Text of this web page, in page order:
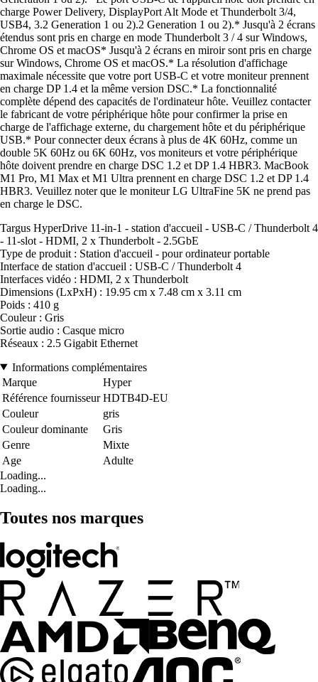
charge Power Delivery, DisplayPort Alt Mode et Thunderbolt 3/4,
USB4, 3.2 Generation 1 ou 2).2 Generation 1 ou 2).* Jusqu'à 2 écrans
étendus sont pris en charge en mode Thunderbolt 3 / 4 sur Windows,
Chrome OS et macOS* Jusqu'à 2 écrans en miroir sont pris en charge
sur Windows, Chrome OS et macOS.* La résolution d'affichage
maximale nécessite que votre port USB-C et votre moniteur prennent
en charge DP 1.4 et la même version DSC.* La fonctionnalité
complète dépend des capacités de l'ordinateur hôte. Veuillez contacter
le fabricant de votre périphérique hôte pour confirmer la prise en
charge de l'affichage externe, du chargement hôte et du périphérique
USB.* Pour connecter deux écrans à plus de 4K 60Hz, comme un
double 5K 60Hz ou 6K 60Hz, vos moniteurs et votre périphérique
hôte doivent prendre en charge DSC 1.2 et DP 1.4 HBR3. MacBook
M1 Pro, M1 Max et M1 Ultra prennent en charge DSC 1.2 et DP 1.4
HBR3. Veuillez noter que le moniteur LG UltraFine 5K ne prend pas
en charge le DSC.
Targus HyperDrive 11-in-1 - station d'accueil - USB-C / Thunderbolt 4
- 11-slot - HDMI, 2 x Thunderbolt - 2.5GbE
Type de produit : Station d'accueil - pour ordinateur portable
Interface de station d'accueil : USB-C / Thunderbolt 4
Interfaces vidéo : HDMI, 2 x Thunderbolt
Dimensions (LxPxH) : 19.95 cm x 7.48 cm x 3.11 cm
Poids : 410 g
Couleur : Gris
Sortie audio : Casque micro
Réseaux : 2.5 Gigabit Ethernet
Informations complémentaires
Marque
Hyper
Référence fournisseur HDTB4D-EU
Couleur
gris
Couleur dominante
Gris
Genre
Mixte
Age
Adulte
Loading...
Loading...
Toutes nos marques